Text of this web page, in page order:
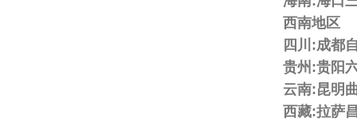
西南地区
四川:成都
贵州:贵阳
云南:昆明
西藏:拉萨